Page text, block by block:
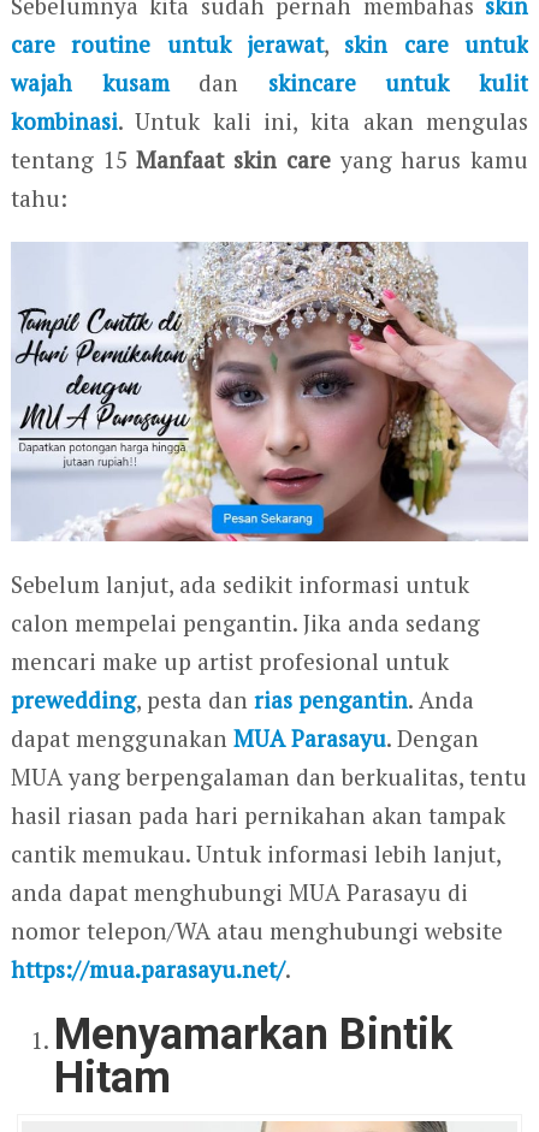
care routine untuk jerawat, skin care untuk
wajah kusamdan skincare untuk kulit
kombinasi. Untuk kali ini, kita akan mengulas
tentang 15Manfaat skin careyang harus kamu
tahu:
Sebelum lanjut, ada sedikit informasi untuk
calon mempelai pengantin. Jika anda sedang
mencari make up artist profesional untuk
prewedding, pesta dan rias pengantin. Anda
dapat menggunakan MUA Parasayu. Dengan
MUA yang berpengalaman dan berkualitas, tentu
hasil riasan pada hari pernikahan akan tampak
cantik memukau. Untuk informasi lebih lanjut,
anda dapat menghubungi MUA Parasayu di
nomor telepon/WA atau menghubungi website
https://mua.parasayu.net/.
Menyamarkan Bintik
Hitam